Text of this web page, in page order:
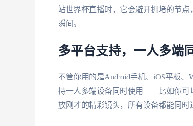
站世界杯直播时，它会避开拥堵的节
瞬间。
多平台支持，一人多端
不管你用的是Android手机、iOS平板、
持一人多端设备同时使用——比如你可
放刚才的精彩镜头，所有设备都能同时